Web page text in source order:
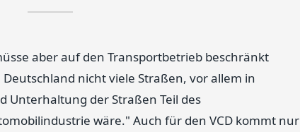
aber auf den Transportbetrieb beschränkt
nicht viele Straßen, vor allem in
Unterhaltung der Straßen Teil des
wäre." Auch für den VCD kommt nur